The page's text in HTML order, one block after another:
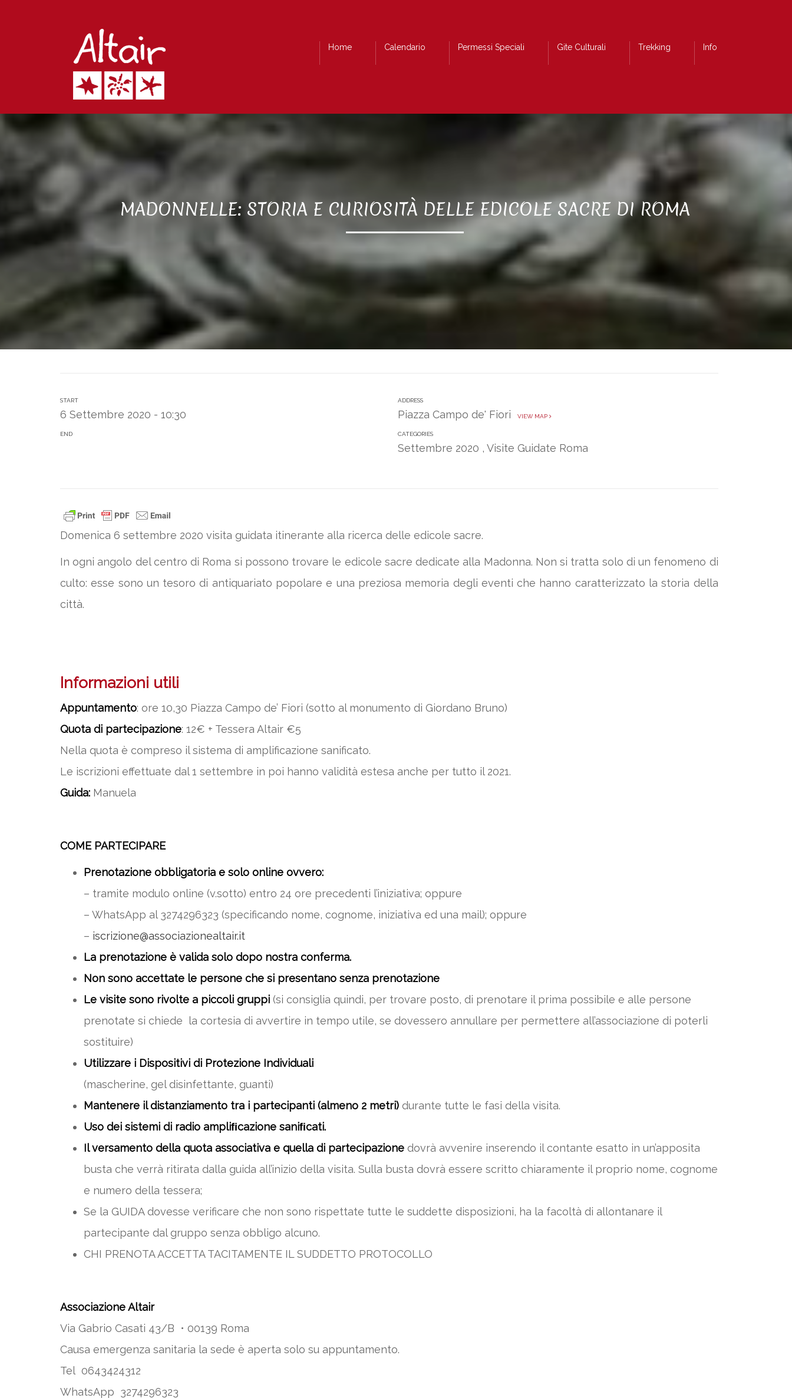
Home Calendario Permessi Speciali Gite Culturali Trekking Info
MADONNELLE: STORIA E CURIOSITÀ DELLE EDICOLE SACRE DI ROMA
START
6 Settembre 2020 - 10:30
END
ADDRESS
Piazza Campo de' Fiori VIEW MAP
CATEGORIES
Settembre 2020 ,Visite Guidate Roma
Domenica 6 settembre 2020 visita guidata itinerante alla ricerca delle edicole sacre.
In ogni angolo del centro di Roma si possono trovare le edicole sacre dedicate alla Madonna. Non si tratta solo di un fenomeno di
culto: esse sono un tesoro di antiquariato popolare e una preziosa memoria degli eventi che hanno caratterizzato la storia della
città.
Informazioni utili
Appuntamento: ore 10,30 Piazza Campo de’ Fiori (sotto al monumento di Giordano Bruno)
Quota di partecipazione: 12€ + Tessera Altair €5
Nella quota è compreso il sistema di amplificazione sanificato.
Le iscrizioni effettuate dal 1 settembre in poi hanno validità estesa anche per tutto il 2021.
Guida: Manuela
COME PARTECIPARE
Prenotazione obbligatoria e solo online ovvero:
– tramite modulo online (v.sotto) entro 24 ore precedenti l’iniziativa; oppure
– WhatsApp al 3274296323 (specificando nome, cognome, iniziativa ed una mail); oppure
– iscrizione@associazionealtair.it
La prenotazione è valida solo dopo nostra conferma.
Non sono accettate le persone che si presentano senza prenotazione
Le visite sono rivolte a piccoli gruppi (si consiglia quindi, per trovare posto, di prenotare il prima possibile e alle persone
prenotate si chiede la cortesia di avvertire in tempo utile, se dovessero annullare per permettere all’associazione di poterli
sostituire)
Utilizzare i Dispositivi di Protezione Individuali
(mascherine, gel disinfettante, guanti)
Mantenere il distanziamento tra i partecipanti (almeno 2 metri) durante tutte le fasi della visita.
Uso dei sistemi di radio ampliﬁcazione saniﬁcati.
Il versamento della quota associativa e quella di partecipazione dovrà avvenire inserendo il contante esatto in un’apposita
busta che verrà ritirata dalla guida all’inizio della visita. Sulla busta dovrà essere scritto chiaramente il proprio nome, cognome
e numero della tessera;
Se la GUIDA dovesse verificare che non sono rispettate tutte le suddette disposizioni, ha la facoltà di allontanare il
partecipante dal gruppo senza obbligo alcuno.
CHI PRENOTA ACCETTA TACITAMENTE IL SUDDETTO PROTOCOLLO
Associazione Altair
Via Gabrio Casati 43/B • 00139 Roma
Causa emergenza sanitaria la sede è aperta solo su appuntamento.
Tel 0643424312
WhatsApp 3274296323